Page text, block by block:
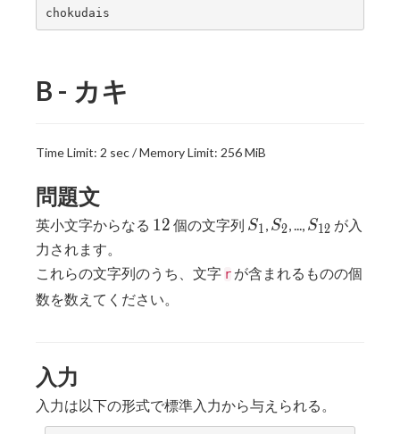
B - カキ
Time Limit: 2 sec / Memory Limit: 256 MiB
問題文
英小文字からなる 12
12 個の文字列 S_1
S1, S_2
S2, ..., S_{12}
S12 が入
力されます。
これらの文字列のうち、文字 r が含まれるものの個
数を数えてください。
入力
入力は以下の形式で標準入力から与えられる。